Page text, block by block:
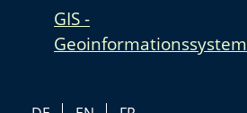
GIS -
Geoinformationssystem